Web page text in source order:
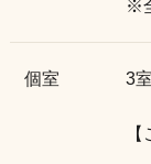
※
個室 3